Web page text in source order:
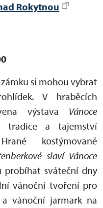
Rokytnou
si mohou vybrat
V hraběcích
výstava Vánoce
tradice a tajemství
kostýmované
slaví Vánoce
probíhat sváteční dny
vánoční tvoření pro
vánoční jarmark na